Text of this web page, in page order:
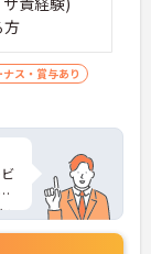
方
ナス・賞与あり